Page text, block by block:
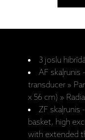
3 joslu
AF skaļrunis
transducer »
x 56 cm) »
ZF skaļrunis
basket, high
with extended